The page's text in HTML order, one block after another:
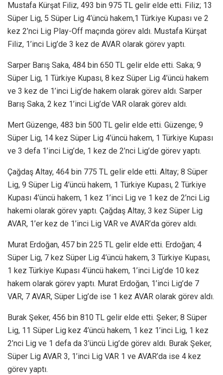
Mustafa Kürşat Filiz, 493 bin 975 TL gelir elde etti. Filiz; 13
Süper Lig, 5 Süper Lig 4’üncü hakem,1 Türkiye Kupası ve 2
kez 2’nci Lig Play-Off maçında görev aldı. Mustafa Kürşat
Filiz, 1’inci Lig’de 3 kez de AVAR olarak görev yaptı.
Sarper Barış Saka, 484 bin 650 TL gelir elde etti. Saka; 9
Süper Lig, 1 Türkiye Kupası, 8 kez Süper Lig 4’üncü hakem
ve 3 kez de 1’inci Lig’de hakem olarak görev aldı. Sarper
Barış Saka, 2 kez 1’inci Lig’de VAR olarak görev aldı.
Mert Güzenge, 483 bin 500 TL gelir elde etti. Güzenge; 9
Süper Lig, 14 kez Süper Lig 4’üncü hakem, 1 Türkiye Kupası
ve 3 defa 1’inci Lig’de, 1 kez de 2’nci Lig’de görev yaptı.
Çağdaş Altay, 464 bin 775 TL gelir elde etti. Altay; 8 Süper
Lig, 9 Süper Lig 4’üncü hakem, 1 Türkiye Kupası, 2 Türkiye
Kupası 4’üncü hakem, 1 kez 1’inci Lig ve 1 kez de 2’nci Lig
hakemi olarak görev yaptı. Çağdaş Altay, 3 kez Süper Lig
AVAR, 1’er kez de 1’inci Lig VAR ve AVAR’da görev aldı.
Murat Erdoğan, 457 bin 225 TL gelir elde etti. Erdoğan; 4
Süper Lig, 7 kez Süper Lig 4’üncü hakem, 3 Türkiye Kupası,
1 kez Türkiye Kupası 4’üncü hakem, 1’inci Lig’de 10 kez
hakem olarak görev yaptı. Murat Erdoğan, 1’inci Lig’de 7
VAR, 7 AVAR, Süper Lig’de ise 1 kez AVAR olarak görev aldı.
Burak Şeker, 456 bin 810 TL gelir elde etti. Şeker; 8 Süper
Lig, 11 Süper Lig kez 4’üncü hakem, 1 kez 1’inci Lig, 1 kez
2’nci Lig ve 1 defa da 3’üncü Lig’de görev aldı. Burak Şeker,
Süper Lig AVAR 3, 1’inci Lig VAR 1 ve AVAR’da ise 4 kez
görev yaptı.